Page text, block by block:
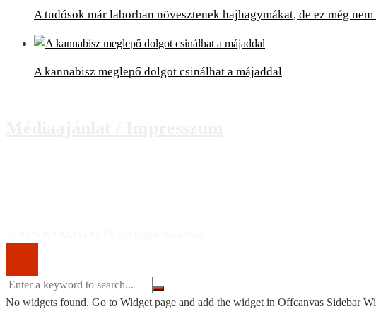
A tudósok már laborban növesztenek hajhagymákat, de ez még nem
A kannabisz meglepő dolgot csinálhat a májaddal
No widgets found. Go to Widget page and add the widget in Offcanvas Sidebar